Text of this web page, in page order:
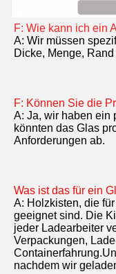
F: Wie kann ich ein
A: Wir müssen
Dicke, Menge,
F: Können Sie die
A: Ja, wir haben ein
könnten das Glas
Anforderungen ab.
Was ist das für ein
A: Holzkisten, die
geeignet sind. Die
jeder Ladearbeiter
Verpackungen,
nachdem wir